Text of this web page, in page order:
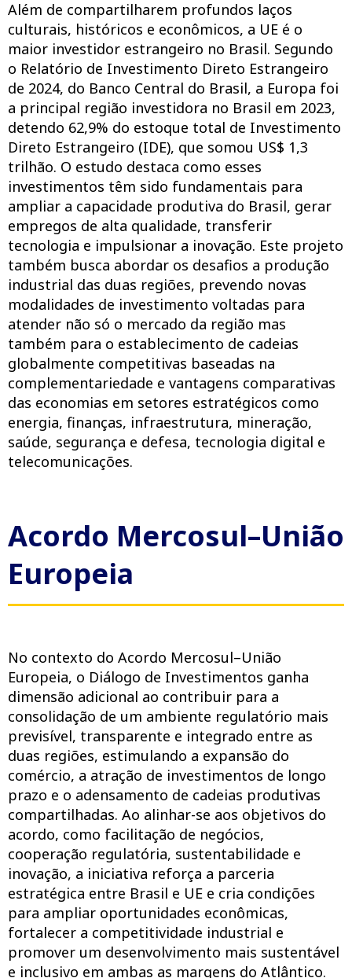
Além de compartilharem profundos laços
culturais, históricos e econômicos, a UE é o
maior investidor estrangeiro no Brasil. Segundo
o Relatório de Investimento Direto Estrangeiro
de 2024, do Banco Central do Brasil, a Europa foi
a principal região investidora no Brasil em 2023,
detendo 62,9% do estoque total de Investimento
Direto Estrangeiro (IDE), que somou US$ 1,3
trilhão. O estudo destaca como esses
investimentos têm sido fundamentais para
ampliar a capacidade produtiva do Brasil, gerar
empregos de alta qualidade, transferir
tecnologia e impulsionar a inovação. Este projeto
também busca abordar os desafios a produção
industrial das duas regiões, prevendo novas
modalidades de investimento voltadas para
atender não só o mercado da região mas
também para o establecimento de cadeias
globalmente competitivas baseadas na
complementariedade e vantagens comparativas
das economias em setores estratégicos como
energia, finanças, infraestrutura, mineração,
saúde, segurança e defesa, tecnologia digital e
telecomunicações.
Acordo Mercosul–União
Europeia
No contexto do Acordo Mercosul–União
Europeia, o Diálogo de Investimentos ganha
dimensão adicional ao contribuir para a
consolidação de um ambiente regulatório mais
previsível, transparente e integrado entre as
duas regiões, estimulando a expansão do
comércio, a atração de investimentos de longo
prazo e o adensamento de cadeias produtivas
compartilhadas. Ao alinhar-se aos objetivos do
acordo, como facilitação de negócios,
cooperação regulatória, sustentabilidade e
inovação, a iniciativa reforça a parceria
estratégica entre Brasil e UE e cria condições
para ampliar oportunidades econômicas,
fortalecer a competitividade industrial e
promover um desenvolvimento mais sustentável
e inclusivo em ambas as margens do Atlântico.